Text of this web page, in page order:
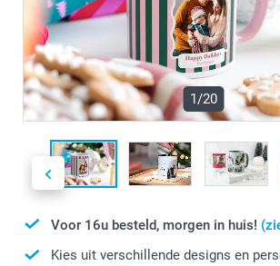
1/20
Voor 16u besteld, morgen in huis!
Kies uit verschillende designs en